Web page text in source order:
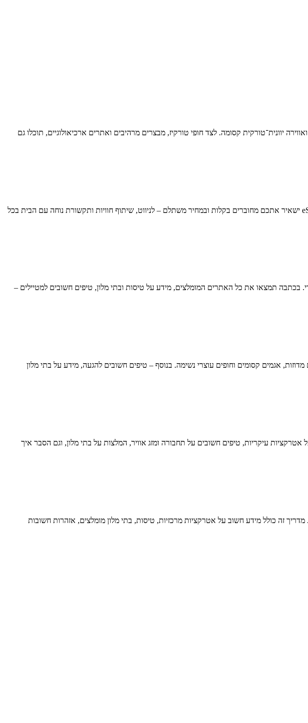
יוונית־טורקית קסומה. לצד חופי טורקיז, מבצרים מרהיבים ואתרים ארכיאולוגיים, תוכלו גם
ויקטוריה באוסטרליה מציעה חופשה מגוונת עם נופים מדהימים, תרבות עשירה ואטרקציות שלא כדאי לפספס. גלו איך eSIM ישאיר אתכם מחוברים בקלות ובמחיר משתלם – לניווט, שיתוף חוויות ותקשורת נוחה עם הבית בכל
בכתבה תמצאו את כל האתרים המומלצים, מידע על טיסות ובתי מלון, טיפים חשובים למטיילים –
אגמים קסומים וחופים עוצרי נשימה. בנוסף – טיפים חשובים להגעה, מידע על בתי מלון
עיקריות, טיפים חשובים על תחבורה ומזג אוויר, המלצות על בתי מלון, וגם הסבר איך
זה כולל מידע חשוב על אטרקציות מרכזיות, טיסות, בתי מלון מומלצים, אזהרות חשובות